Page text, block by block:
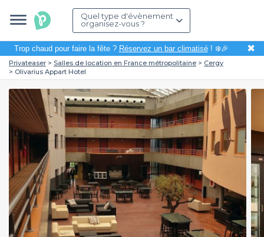
Quel type d'évènement
organisez-vous ?
Trop chaud pour faire la fête ? Réservez un bar climatisé! ❄️🎉 ✖
Privateaser Salles de location en France métropolitaine
Cergy
Olivarius Appart Hotel